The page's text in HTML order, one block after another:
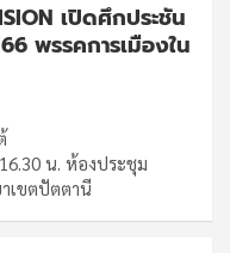
เปิดศึกประชัน
พรรคการเมืองใน
น. ห้องประชุม
เขตปัตตานี